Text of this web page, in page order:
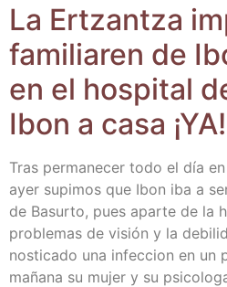
La Ertzan­tza
fami­lia­ren de
en el hos­pi­tal
Ibon a casa ¡YA!
Tras per­ma­ne­cer todo el día
ayer supi­mos que Ibon iba a
de Basur­to, pues apar­te de la
pro­ble­mas de visión y la
nos­ti­ca­do una infec­cion en un
maña­na su mujer y su